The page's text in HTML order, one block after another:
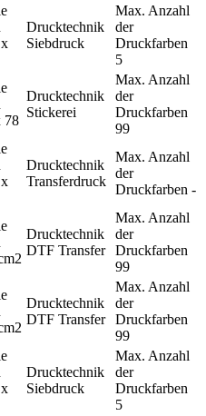
Drucktechnik
Siebdruck
Max. Anzahl
der
Druckfarben
5
78
Drucktechnik
Stickerei
Max. Anzahl
der
Druckfarben
99
Drucktechnik
Transferdruck
Max. Anzahl
der
Druckfarben -
Drucktechnik
DTF Transfer
Max. Anzahl
der
Druckfarben
99
Drucktechnik
DTF Transfer
Max. Anzahl
der
Druckfarben
99
Drucktechnik
Siebdruck
Max. Anzahl
der
Druckfarben
5